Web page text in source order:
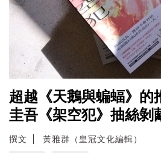
超越《天鵝與蝙蝠》的
圭吾《架空犯》抽絲剝
撰文 黃雅群（皇冠文化編輯）